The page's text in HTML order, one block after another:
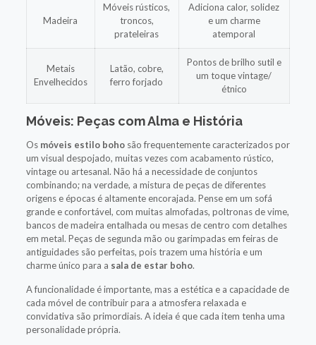
Madeira
Móveis rústicos,
troncos,
prateleiras
Adiciona calor, solidez
e um charme
atemporal
Metais
Envelhecidos
Latão, cobre,
ferro forjado
Pontos de brilho sutil e
um toque vintage/
étnico
Móveis: Peças com Alma e História
Os móveis estilo bohosão frequentemente caracterizados por
um visual despojado, muitas vezes com acabamento rústico,
vintage ou artesanal. Não há a necessidade de conjuntos
combinando; na verdade, a mistura de peças de diferentes
origens e épocas é altamente encorajada. Pense em um sofá
grande e confortável, com muitas almofadas, poltronas de vime,
bancos de madeira entalhada ou mesas de centro com detalhes
em metal. Peças de segunda mão ou garimpadas em feiras de
antiguidades são perfeitas, pois trazem uma história e um
charme único para a sala de estar boho.
A funcionalidade é importante, mas a estética e a capacidade de
cada móvel de contribuir para a atmosfera relaxada e
convidativa são primordiais. A ideia é que cada item tenha uma
personalidade própria.